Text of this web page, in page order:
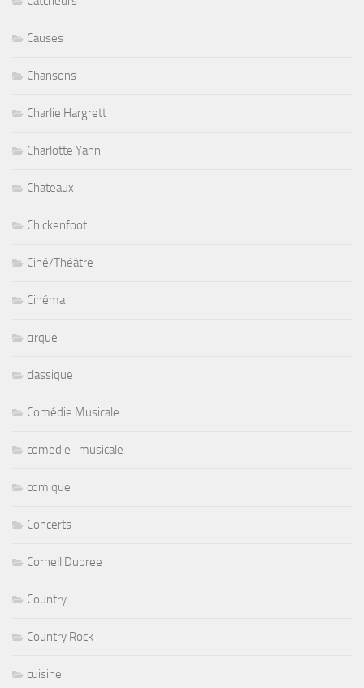
Causes
Chansons
Charlie Hargrett
Charlotte Yanni
Chateaux
Chickenfoot
Ciné/Théâtre
Cinéma
cirque
classique
Comédie Musicale
comedie_musicale
comique
Concerts
Cornell Dupree
Country
Country Rock
cuisine